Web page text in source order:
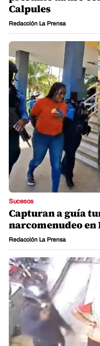
Calpules
Redacción La Prensa
Sucesos
Capturan a guía
narcomenudeo en
Redacción La Prensa